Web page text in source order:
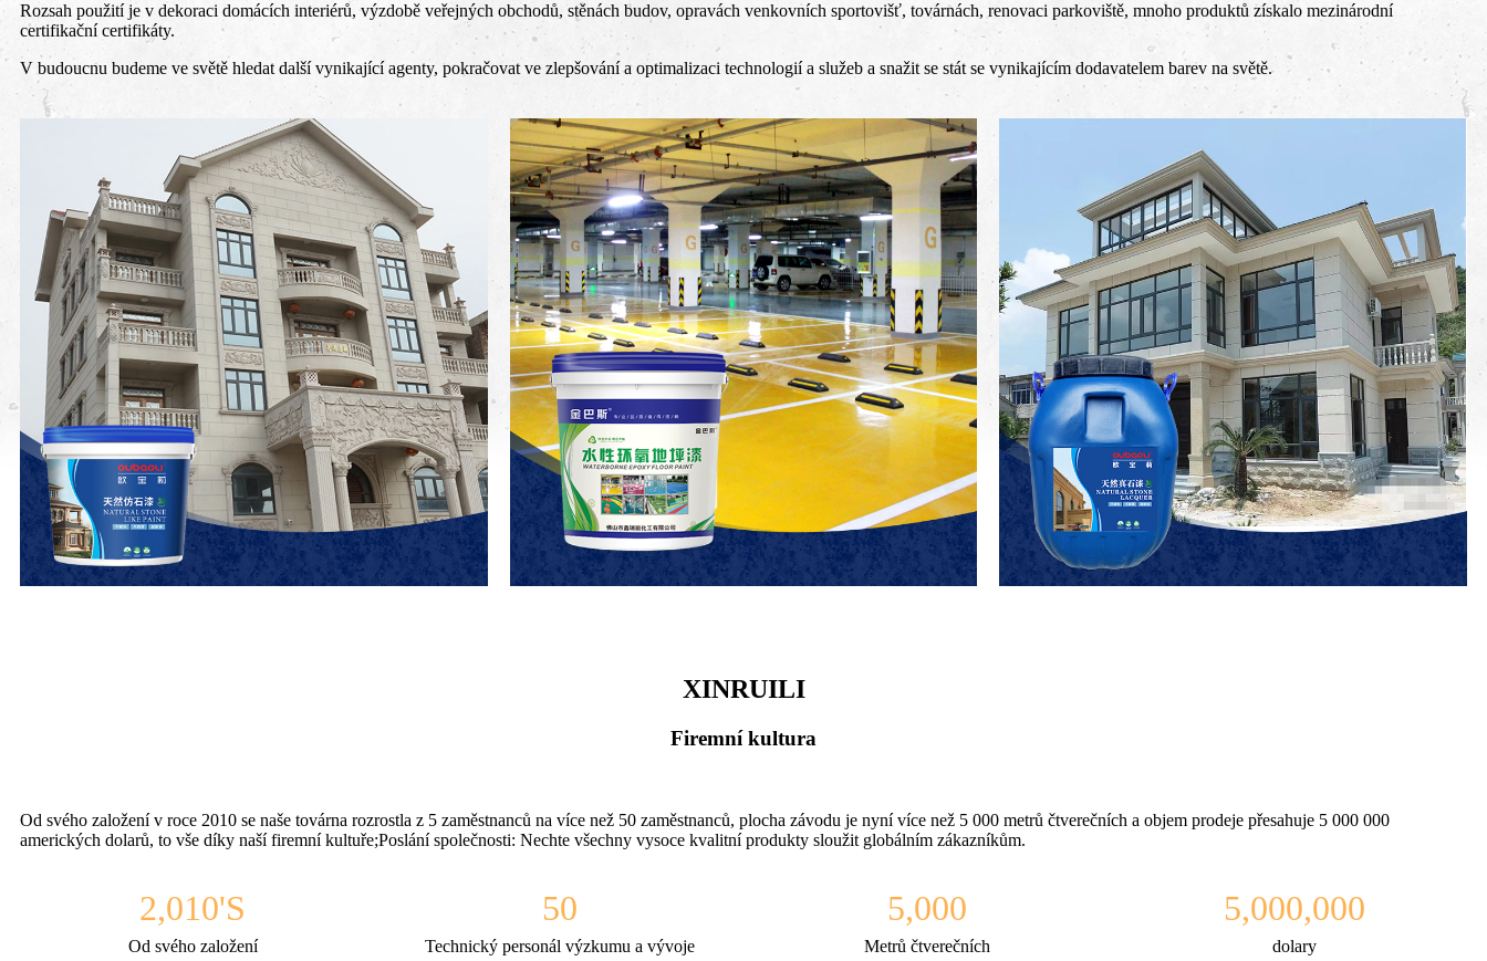
Rozsah použití je v dekoraci domácích interiérů, výzdobě veřejných obchodů, stěnách budov, opravách venkovních sportovišť, továrnách, renovaci parkoviště, mnoho produktů získalo mezinárodní
certifikační certifikáty.
V budoucnu budeme ve světě hledat další vynikající agenty, pokračovat ve zlepšování a optimalizaci technologií a služeb a snažit se stát se vynikajícím dodavatelem barev na světě.
XINRUILI
Firemní kultura
Od svého založení v roce 2010 se naše továrna rozrostla z 5 zaměstnanců na více než 50 zaměstnanců, plocha závodu je nyní více než 5 000 metrů čtverečních a objem prodeje přesahuje 5 000 000
amerických dolarů, to vše díky naší firemní kultuře;Poslání společnosti: Nechte všechny vysoce kvalitní produkty sloužit globálním zákazníkům.
2,010'S
Od svého založení
50
Technický personál výzkumu a vývoje
5,000
Metrů čtverečních
5,000,000
dolary